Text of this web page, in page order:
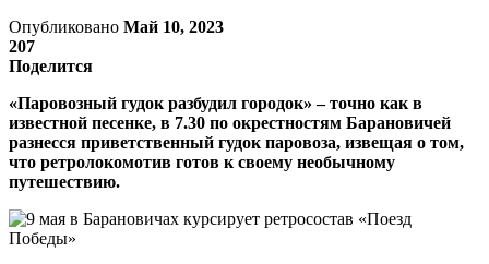
Опубликовано Май 10, 2023
207
Поделится
«Паровозный гудок разбудил городок» – точно как в
известной песенке, в 7.30 по окрестностям Барановичей
разнесся приветственный гудок паровоза, извещая о том,
что ретролокомотив готов к своему необычному
путешествию.